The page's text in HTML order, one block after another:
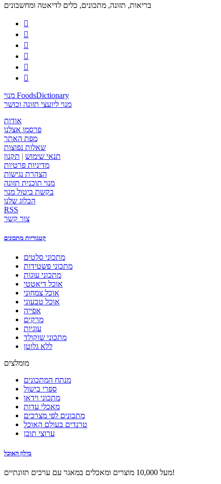
בריאות, תזונה, מתכונים, כלים לדיאטה ומחשבונים






מנוי FoodsDictionary
מנוי ליועצי תזונה וכושר
אודות
פרסמו אצלנו
מפת האתר
שאלות נפוצות
תנאי שימוש | תקנון
מדיניות פרטיות
הצהרת נגישות
מנוי תוכנית תזונה
בקשת ביטול מנוי
הבלוג שלנו
RSS
צור קשר
קטגוריות מתכונים
מתכוני סלטים
מתכוני פשטידות
מתכוני עוגות
אוכל דיאטטי
אוכל צמחוני
אוכל טבעוני
אפייה
מרקים
עוגיות
מתכוני שוקולד
ללא גלוטן
מומלצים
מנתח המתכונים
ספרי בישול
מתכוני וידאו
מאכלי עדות
מתכונים לפי מצרכים
טרנדים בעולם האוכל
ערוצי תוכן
מילון האוכל
מעל 10,000 מוצרים ומאכלים במאגר עם ערכים תזונתיים!